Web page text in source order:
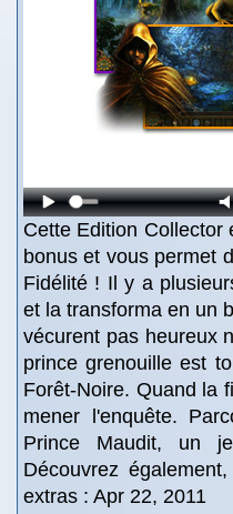
Cette Edition Collector
bonus et vous permet
Fidélité ! Il y a
et la transforma en un
vécurent pas heureux
prince grenouille est
Forêt-Noire. Quand la
mener l'enquête.
Prince Maudit, un
Découvrez
extras : Apr 22, 2011